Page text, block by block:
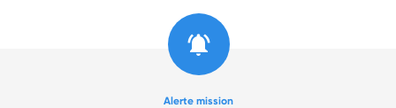
Alerte mission